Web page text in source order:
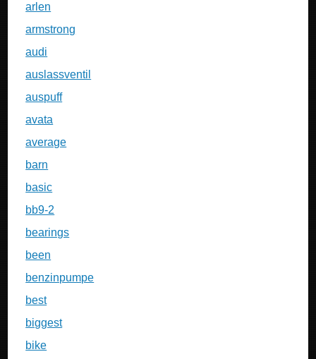
arlen
armstrong
audi
auslassventil
auspuff
avata
average
barn
basic
bb9-2
bearings
been
benzinpumpe
best
biggest
bike